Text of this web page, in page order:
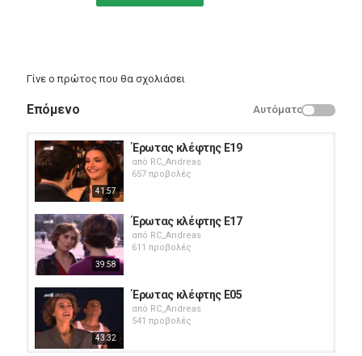
Γίνε ο πρώτος που θα σχολιάσει
Επόμενο Αυτόματο
41:57
Έρωτας κλέφτης Ε19
από RC_Andreas
657 προβολές
39:58
Έρωτας κλέφτης Ε17
από RC_Andreas
611 προβολές
43:32
Έρωτας κλέφτης Ε05
από RC_Andreas
541 προβολές